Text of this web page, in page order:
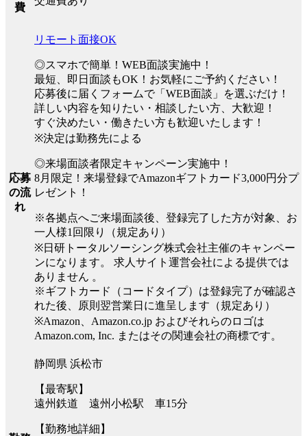
費
応募
の流
れ
リモート面接OK
◎スマホで簡単！WEB面談実施中！
最短、即日面談もOK！お気軽にご予約ください！
応募後に届くフォームで「WEB面談」を選ぶだけ！
詳しい内容を知りたい・相談したい方、大歓迎！
すぐ決めたい・働きたい方も歓迎いたします！
※決定は勤務先による
◎来場面談者限定キャンペーン実施中！
8月限定！来場登録でAmazonギフトカード3,000円分プ
レゼント！
※各拠点へご来場面談後、登録完了した方が対象、お
一人様1回限り（規定あり）
※日研トータルソーシング株式会社主催のキャンペー
ンになります。 求人サイト運営会社による提供では
ありません 。
※ギフトカード（コードタイプ）は登録完了が確認さ
れた後、原則翌営業日に進呈します（規定あり）
※Amazon、Amazon.co.jp およびそれらのロゴは
Amazon.com, Inc. またはその関連会社の商標です。
静岡県 浜松市
【最寄駅】
遠州鉄道 遠州小松駅 車15分
【勤務地詳細】